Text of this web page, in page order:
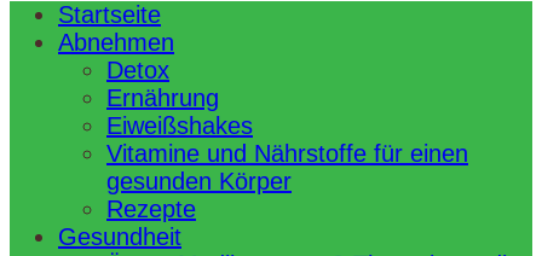
Startseite
Abnehmen
Detox
Ernährung
Eiweißshakes
Vitamine und Nährstoffe für einen
gesunden Körper
Rezepte
Gesundheit